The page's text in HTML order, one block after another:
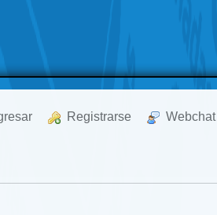
Registrarse Webchat